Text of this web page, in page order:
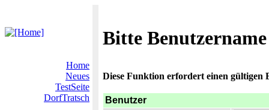
Bitte
Home
Neues
TestSeite
DorfTratsch
Diese Funktion erfordert einen gültigen
Benutzer